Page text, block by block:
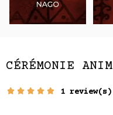
CÉRÉMONIE
1 review(s)